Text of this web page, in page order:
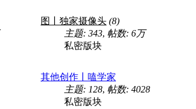
图丨独家摄像头 (8)
主题: 343, 帖数: 6万
私密版块
其他创作丨嗑学家
主题: 128, 帖数: 4028
私密版块